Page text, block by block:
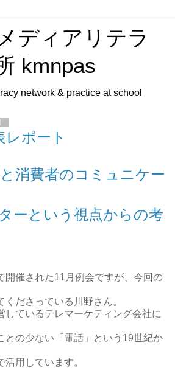
ディアリテラ
kmnpas
network & practice at school
レポート
者のコミュニケー
ン
ーという視点からの考
開催された11月例会ですが、今回の
ださっている川野さん。
しているテレマーケティング会社に
との少ない「電話」という19世紀か
活用しています。